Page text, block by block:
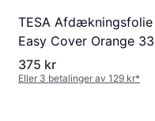
TESA Afdækningsfolie
Easy Cover Orange
x 2.1 m
375 kr
Eller 3 betalinger av 129 kr*